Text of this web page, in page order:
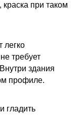
краска при таком
легко
требует
здания
профиле.
гладить